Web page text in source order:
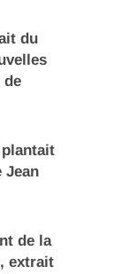
du
de
Jean
de la
extrait